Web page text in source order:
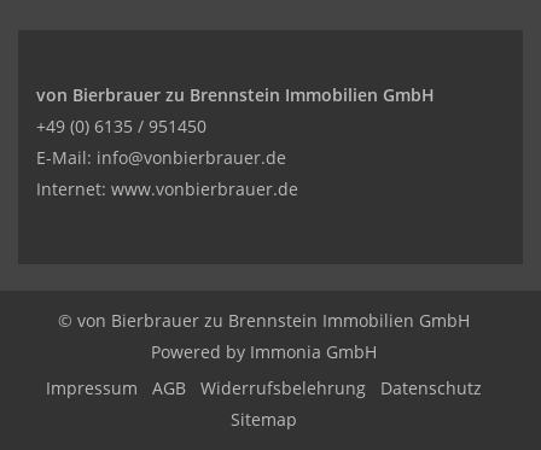
von Bierbrauer zu Brennstein Immobilien GmbH
+49 (0) 6135 / 951450
E-Mail: info@vonbierbrauer.de
Internet: www.vonbierbrauer.de
© von Bierbrauer zu Brennstein Immobilien GmbH
Powered by Immonia GmbH
Impressum
AGB Widerrufsbelehrung
Datenschutz
Sitemap